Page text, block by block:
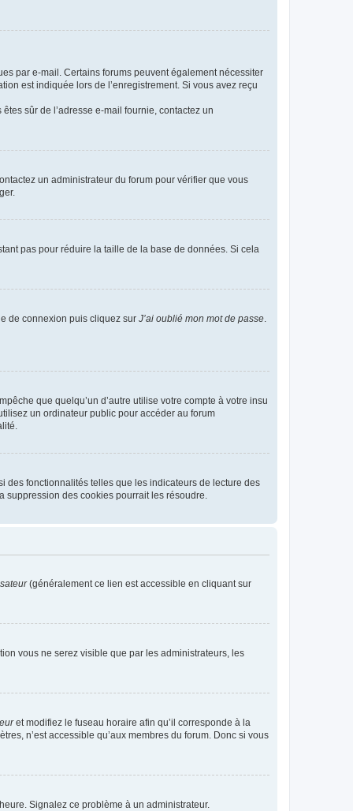
par e-mail. Certains forums peuvent également nécessiter
est indiquée lors de l’enregistrement. Si vous avez reçu
sûr de l’adresse e-mail fournie, contactez un
un administrateur du forum pour vérifier que vous
pas pour réduire la taille de la base de données. Si cela
de connexion puis cliquez sur J’ai oublié mon mot de passe
que quelqu’un d’autre utilise votre compte à votre insu
un ordinateur public pour accéder au forum
des fonctionnalités telles que les indicateurs de lecture des
des cookies pourrait les résoudre.
(généralement ce lien est accessible en cliquant sur
vous ne serez visible que par les administrateurs, les
et modifiez le fuseau horaire afin qu’il corresponde à la
n’est accessible qu’aux membres du forum. Donc si vous
Signalez ce problème à un administrateur.